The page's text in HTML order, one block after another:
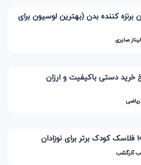
کننده بدن (بهترین لوسیون برای
صابری
مدل چرخ خرید دستی باکیفیت و ارزان
آذرگشب